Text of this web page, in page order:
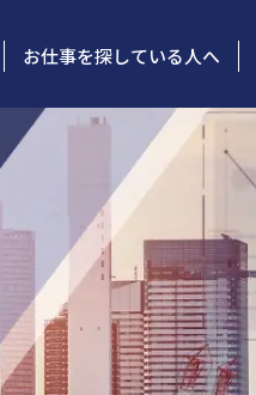
お仕事を探している人へ